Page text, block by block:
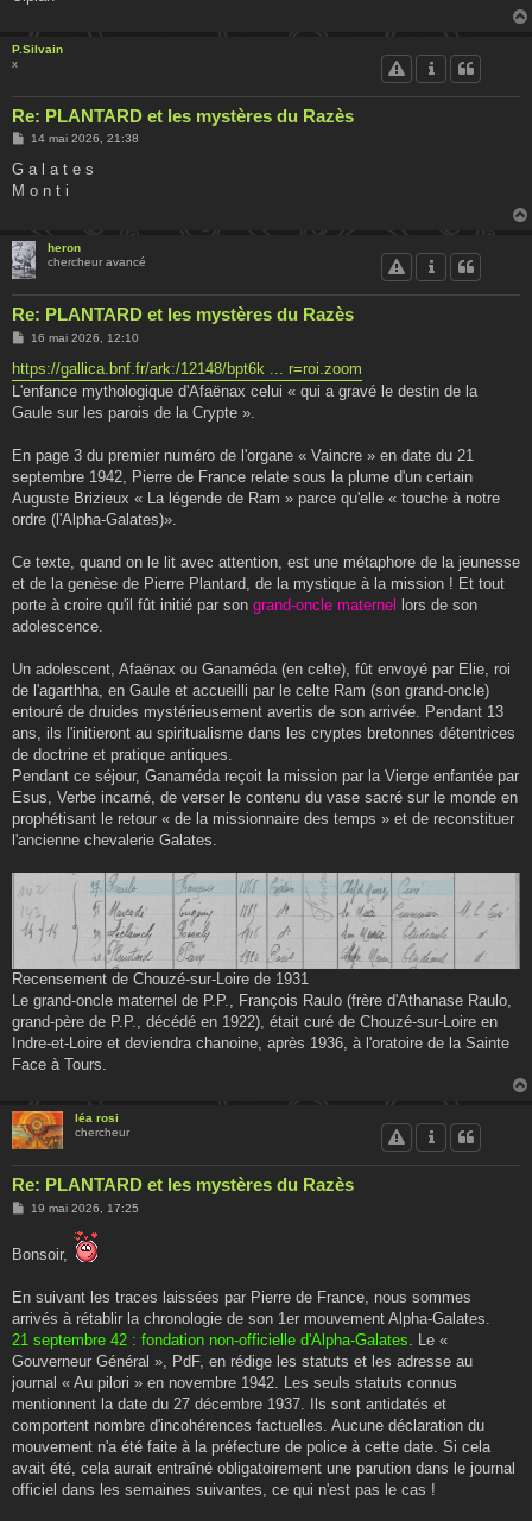
P.Silvain
x
Re: PLANTARD et les mystères du Razès
M
s
a
14 mai 2026, 21:38
G a l a t e s
M o n t i
heron
chercheur avancé
Re: PLANTARD et les mystères du Razès
M
s
s
a
g
e
16 mai 2026, 12:10
https://gallica.bnf.fr/ark:/12148/bpt6k ... r=roi.zoom
L'enfance mythologique d'Afaënax celui « qui a gravé le destin de la
Gaule sur les parois de la Crypte ».
En page 3 du premier numéro de l'organe « Vaincre » en date du 21
septembre 1942, Pierre de France relate sous la plume d'un certain
Auguste Brizieux « La légende de Ram » parce qu'elle « touche à notre
ordre (l'Alpha-Galates)».
Ce texte, quand on le lit avec attention, est une métaphore de la jeunesse
et de la genèse de Pierre Plantard, de la mystique à la mission ! Et tout
porte à croire qu'il fût initié par son grand-oncle maternel lors de son
adolescence.
Un adolescent, Afaënax ou Ganaméda (en celte), fût envoyé par Elie, roi
de l'agarthha, en Gaule et accueilli par le celte Ram (son grand-oncle)
entouré de druides mystérieusement avertis de son arrivée. Pendant 13
ans, ils l'initieront au spiritualisme dans les cryptes bretonnes détentrices
de doctrine et pratique antiques.
Pendant ce séjour, Ganaméda reçoit la mission par la Vierge enfantée par
Esus, Verbe incarné, de verser le contenu du vase sacré sur le monde en
prophétisant le retour « de la missionnaire des temps » et de reconstituer
l'ancienne chevalerie Galates.
Recensement de Chouzé-sur-Loire de 1931
Le grand-oncle maternel de P.P., François Raulo (frère d'Athanase Raulo,
grand-père de P.P., décédé en 1922), était curé de Chouzé-sur-Loire en
Indre-et-Loire et deviendra chanoine, après 1936, à l'oratoire de la Sainte
Face à Tours.
léa rosi
chercheur
Re: PLANTARD et les mystères du Razès
M
s
a
e
19 mai 2026, 17:25
Bonsoir,
En suivant les traces laissées par Pierre de France, nous sommes
arrivés à rétablir la chronologie de son 1er mouvement Alpha-Galates.
21 septembre 42 : fondation non-officielle d'Alpha-Galates . Le «
Gouverneur Général », PdF, en rédige les statuts et les adresse au
journal « Au pilori » en novembre 1942. Les seuls statuts connus
mentionnent la date du 27 décembre 1937. Ils sont antidatés et
comportent nombre d'incohérences factuelles. Aucune déclaration du
mouvement n'a été faite à la préfecture de police à cette date. Si cela
avait été, cela aurait entraîné obligatoirement une parution dans le journal
officiel dans les semaines suivantes, ce qui n'est pas le cas !